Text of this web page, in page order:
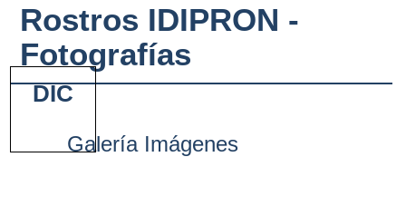
Rostros IDIPRON -
Fotografías
Galería Imágenes
DIC